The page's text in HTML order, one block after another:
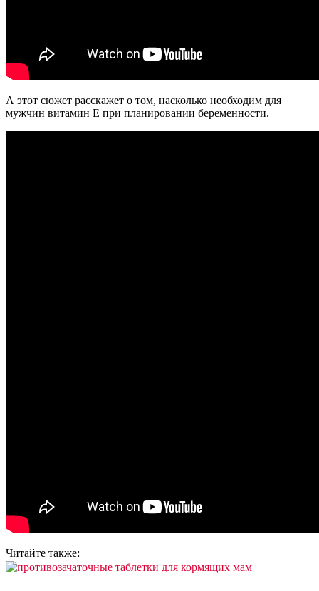
А этот сюжет расскажет о том, насколько необходим для
мужчин витамин Е при планировании беременности.
Читайте также: